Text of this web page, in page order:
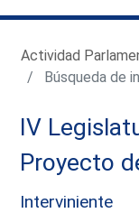
Actividad
Búsqueda de
IV
Proyecto
Interviniente